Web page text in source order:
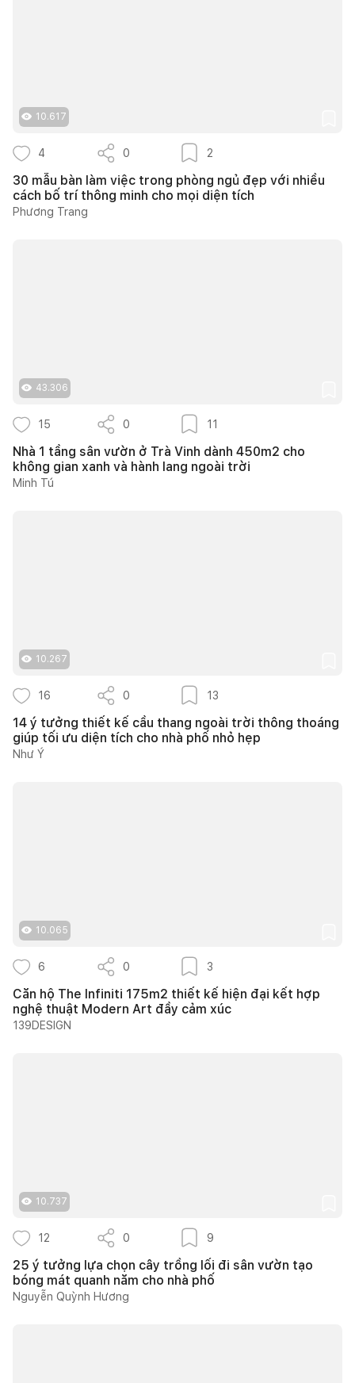
10.617
4 0 2
30 mẫu bàn làm việc trong phòng ngủ đẹp với nhiều
cách bố trí thông minh cho mọi diện tích
Phương Trang
43.306
15 0 11
Nhà 1 tầng sân vườn ở Trà Vinh dành 450m2 cho
không gian xanh và hành lang ngoài trời
Minh Tú
10.267
16 0 13
14 ý tưởng thiết kế cầu thang ngoài trời thông thoáng
giúp tối ưu diện tích cho nhà phố nhỏ hẹp
Như Ý
10.065
6 0 3
Căn hộ The Infiniti 175m2 thiết kế hiện đại kết hợp
nghệ thuật Modern Art đầy cảm xúc
139DESIGN
10.737
12 0 9
25 ý tưởng lựa chọn cây trồng lối đi sân vườn tạo
bóng mát quanh năm cho nhà phố
Nguyễn Quỳnh Hương